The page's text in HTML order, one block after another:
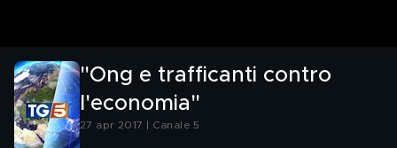
"Ong e trafficanti contro
l'economia"
27 apr 2017 | Canale 5